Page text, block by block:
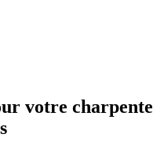
votre charpente